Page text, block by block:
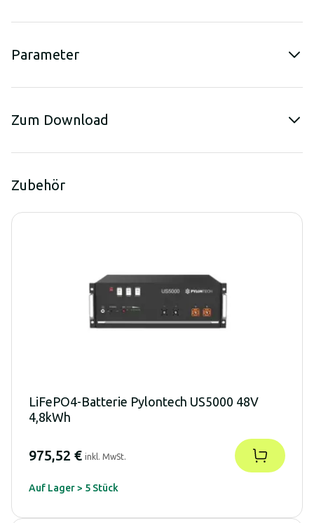
Parameter
Zum Download
Zubehör
LiFePO4-Batterie Pylontech US5000 48V
4,8kWh
975,52 € inkl. MwSt.
Auf Lager > 5 Stück